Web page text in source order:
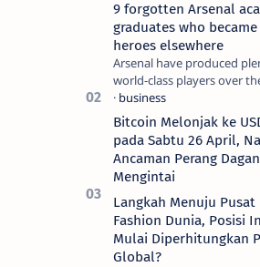
9 forgotten Arsenal
graduates who
heroes elsewhere
Arsenal have produced
world-class players over
although not all of them
grade at the Emirates. For every Tony
Ada…
Bitcoin Melonjak ke
pada Sabtu 26 April,
Ancaman Perang
Mengintai
Langkah Menuju Pusat
Fashion Dunia, Posisi
Mulai Diperhitungkan
Global?